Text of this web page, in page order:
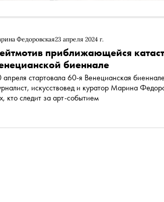
Федоровская23 апреля 2024 г.
приближающейся
биеннале
апреля стартовала 60-я Венецианская
искусствовед и куратор Марина
кто следит за арт-событием